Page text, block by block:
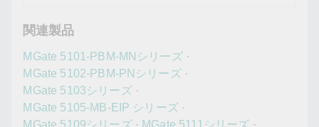
関連製品
MGate 5101-PBM-MNシリーズ·
MGate 5102-PBM-PNシリーズ·
MGate 5103シリーズ·
MGate 5105-MB-EIP シリーズ·
MGate 5109シリーズ· MGate 5111シリーズ ·